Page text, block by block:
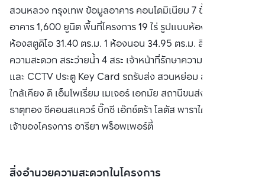
สวนหลวง กรุงเทพ ข้อมูลอาคาร คอนโดมิเนียม 7 ชั้น จำนวน 8
อาคาร 1,600 ยูนิต พื้นที่โครงการ 19 ไร่ รูปแบบห้องพักอาศัย
ห้องสตูดิโอ 31.40 ตร.ม. 1 ห้องนอน 34.95 ตร.ม. สิ่งอำนวย
ความสะดวก สระว่ายน้ำ 4 สระ เจ้าหน้าที่รักษาความปลอดภัย
และ CCTV ประตู Key Card รถรับส่ง สวนหย่อม สถานที่สำคัญ
ใกล้เคียง ดิ เอ็มโพเรี่ยม เมเจอร์ เอกมัย สถานีขนส่ง เอกมัย วัด
ธาตุทอง ซีคอนสแควร์ บิ๊กซี เอ๊กซ์ตร้า โลตัส พาราไดซ์ พาร์ค
เจ้าของโครงการ อารียา พร็อพเพอร์ตี้
สิ่งอำนวยความสะดวกในโครงการ